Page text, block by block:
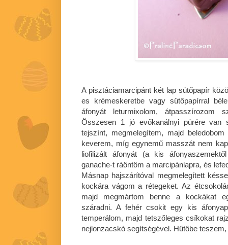
A pisztáciamarcipánt két lap sütőpapír
es krémeskeretbe vagy sütőpapírral
áfonyát leturmixolom, átpasszírozom
Összesen 1 jó evőkanálnyi pürére van
tejszínt, megmelegítem, majd
keverem, míg egynemű masszát nem
liofilizált áfonyát (a kis
ganache-t ráöntöm a marcipánlapra, és
Másnap hajszárítóval megmelegített
kockára vágom a rétegeket. Az
majd megmártom benne a kockákat
száradni. A fehér csokit egy kis
temperálom, majd tetszőleges csíkokat
nejlonzacskó segítségével. Hűtőbe